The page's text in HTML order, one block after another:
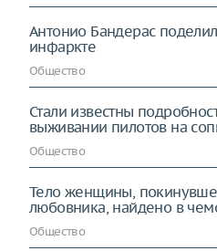
Антонио Бандерас
инфаркте
Общество
Стали известны
выживании пилотов на
Общество
Тело женщины,
любовника, найдено в
Общество